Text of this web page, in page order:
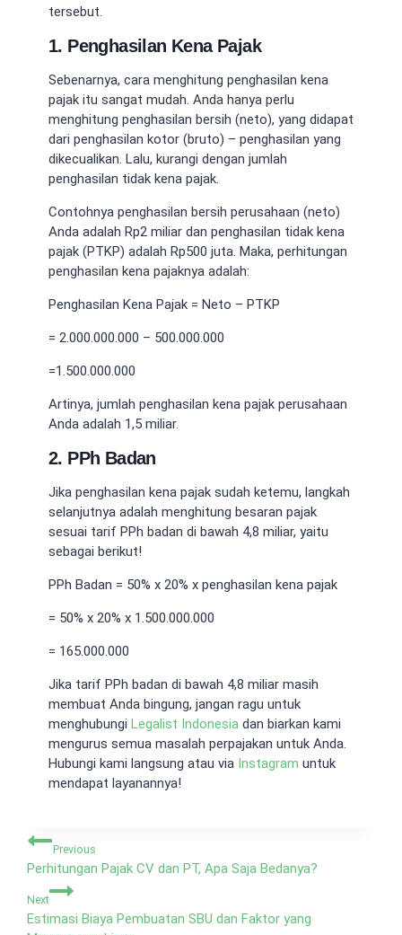
tersebut.
1. Penghasilan Kena Pajak
Sebenarnya, cara menghitung penghasilan kena
pajak itu sangat mudah. Anda hanya perlu
menghitung penghasilan bersih (neto), yang didapat
dari penghasilan kotor (bruto) – penghasilan yang
dikecualikan. Lalu, kurangi dengan jumlah
penghasilan tidak kena pajak.
Contohnya penghasilan bersih perusahaan (neto)
Anda adalah Rp2 miliar dan penghasilan tidak kena
pajak (PTKP) adalah Rp500 juta. Maka, perhitungan
penghasilan kena pajaknya adalah:
Penghasilan Kena Pajak = Neto – PTKP
= 2.000.000.000 – 500.000.000
=1.500.000.000
Artinya, jumlah penghasilan kena pajak perusahaan
Anda adalah 1,5 miliar.
2. PPh Badan
Jika penghasilan kena pajak sudah ketemu, langkah
selanjutnya adalah menghitung besaran pajak
sesuai tarif PPh badan di bawah 4,8 miliar, yaitu
sebagai berikut!
PPh Badan = 50% x 20% x penghasilan kena pajak
= 50% x 20% x 1.500.000.000
= 165.000.000
Jika tarif PPh badan di bawah 4,8 miliar masih
membuat Anda bingung, jangan ragu untuk
menghubungi Legalist Indonesia dan biarkan kami
mengurus semua masalah perpajakan untuk Anda.
Hubungi kami langsung atau via Instagram untuk
mendapat layanannya!
Navigasi
pos
Previous
Perhitungan Pajak CV dan PT, Apa Saja Bedanya?
Next
Estimasi Biaya Pembuatan SBU dan Faktor yang